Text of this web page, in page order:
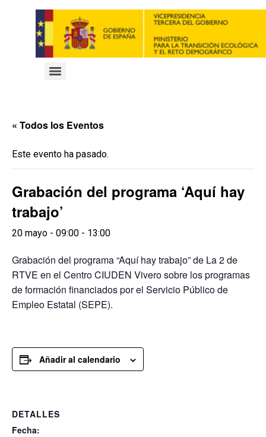
« Todos los Eventos
Este evento ha pasado.
Grabación del programa ‘Aquí hay
trabajo’
20 mayo - 09:00 - 13:00
Grabación del programa “Aquí hay trabajo” de La 2 de
RTVE en el Centro CIUDEN Vivero sobre los programas
de formación financiados por el Servicio Público de
Empleo Estatal (SEPE).
Añadir al calendario
DETALLES
Fecha: